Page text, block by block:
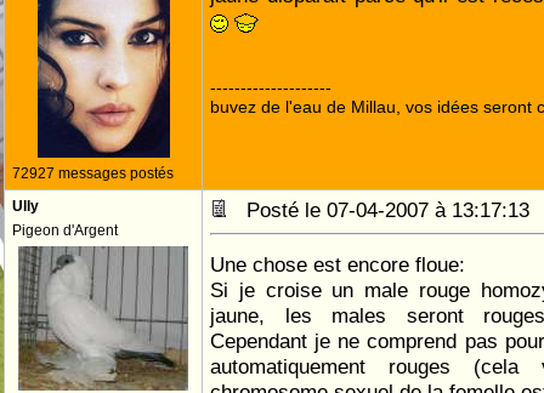
72927 messages postés
--------------------
buvez de l'eau de Millau, vos idées seront
Ully
Pigeon d'Argent
Posté le 07-04-2007 à
Une chose est encore floue:
Si je croise un male rouge
jaune, les males seront
Cependant je ne comprend pas
automatiquement rouges